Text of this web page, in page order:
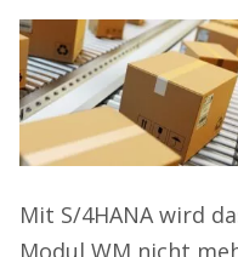
Mit S/4HANA wird